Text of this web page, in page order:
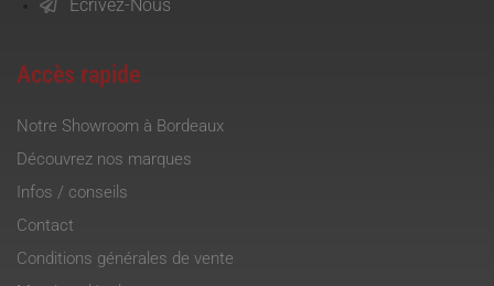
Ecrivez-Nous
Accès rapide
Notre Showroom à Bordeaux
Découvrez nos marques
Infos / conseils
Contact
Conditions générales de vente